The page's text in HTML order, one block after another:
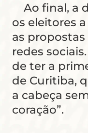
Ao final, a
os eleitores
as
redes
de ter a
de Curitiba,
a cabeça
coração”.